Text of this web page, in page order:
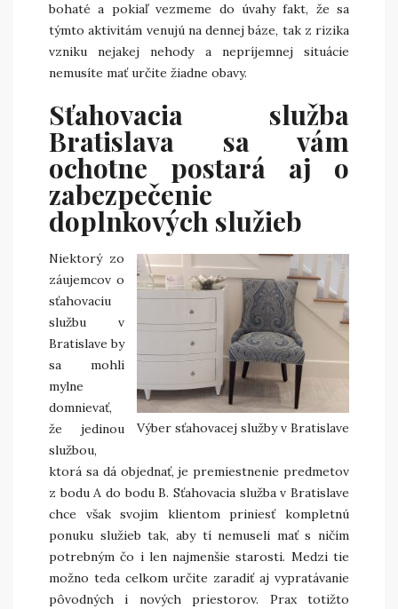
bohaté a pokiaľ vezmeme do úvahy fakt, že sa
týmto aktivitám venujú na dennej báze, tak z rizika
vzniku nejakej nehody a nepríjemnej situácie
nemusíte mať určite žiadne obavy.
Sťahovacia služba
Bratislava sa vám
ochotne postará aj o
zabezpečenie
doplnkových služieb
Výber sťahovacej služby v Bratislave
Niektorý zo
záujemcov o
sťahovaciu
službu v
Bratislave by
sa mohli
mylne
domnievať,
že jedinou
službou,
ktorá sa dá objednať, je premiestnenie predmetov
z bodu A do bodu B. Sťahovacia služba v Bratislave
chce však svojim klientom priniesť kompletnú
ponuku služieb tak, aby tí nemuseli mať s ničím
potrebným čo i len najmenšie starosti. Medzi tie
možno teda celkom určite zaradiť aj vypratávanie
pôvodných i nových priestorov. Prax totižto